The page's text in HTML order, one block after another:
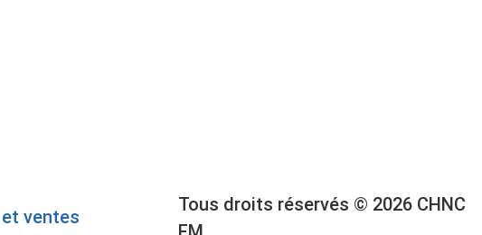
ventes
Tous droits réservés © 2026 CHNC